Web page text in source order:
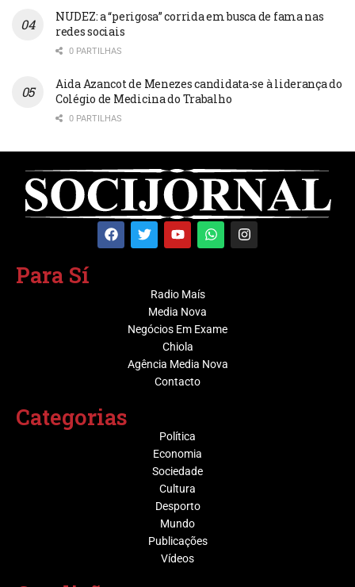
NUDEZ: a “perigosa” corrida em busca de fama nas
redes sociais
0 PARTILHAS
Aida Azancot de Menezes candidata-se à liderança do
Colégio de Medicina do Trabalho
0 PARTILHAS
Para Sí
Radio Maís
Media Nova
Negócios Em Exame
Chiola
Agência Media Nova
Contacto
Categorias
Política
Economia
Sociedade
Cultura
Desporto
Mundo
Publicações
Vídeos